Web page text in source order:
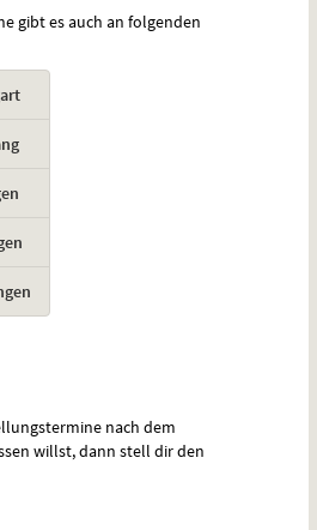
gibt es auch an folgenden
nach dem
willst, dann stell dir den